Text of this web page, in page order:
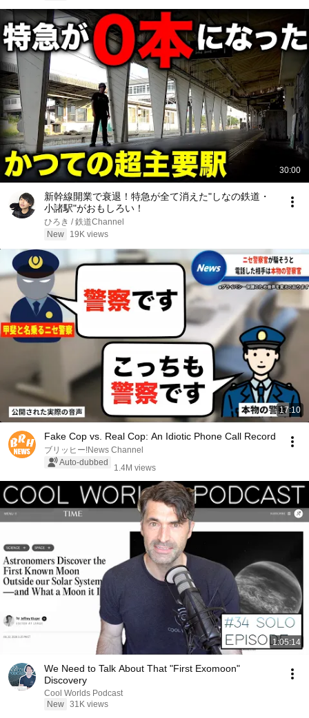
30:00
新幹線開業で衰退！特急が全て消えた"しなの鉄道・
小諸駅"がおもしろい！
ひろき / 鉄道Channel
New
19K views
17:10
Fake Cop vs. Real Cop: An Idiotic Phone Call Record
ブリッヒー!News Channel
Auto-dubbed
1.4M views
1:05:14
We Need to Talk About That "First Exomoon"
Discovery
Cool Worlds Podcast
New 31K views